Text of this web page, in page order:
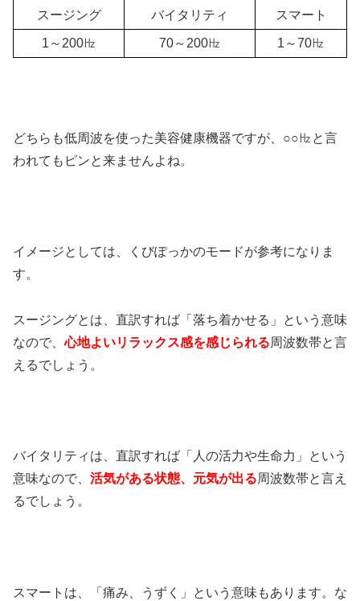
スージング
バイタリティ
スマート
1～200㎐ 70～200㎐ 1～70㎐
どちらも低周波を使った美容健康機器ですが、○○㎐と言
われてもピンと来ませんよね。
イメージとしては、くびぽっかのモードが参考になりま
す。
スージングとは、直訳すれば「落ち着かせる」という意味
なので、心地よいリラックス感を感じられる周波数帯と言
えるでしょう。
バイタリティは、直訳すれば「人の活力や生命力」という
意味なので、 活気がある状態、元気が出る周波数帯と言え
るでしょう。
スマートは、「痛み、うずく」という意味もあります。な